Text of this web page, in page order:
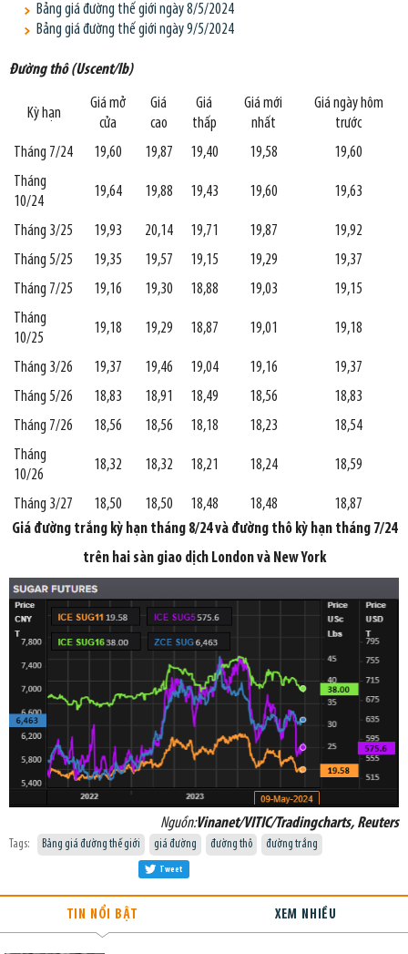
Bảng giá đường thế giới ngày 8/5/2024
Bảng giá đường thế giới ngày 9/5/2024
Đường thô (Uscent/lb)
Kỳ hạn
Giá mở
cửa
Giá
cao
Giá
thấp
Giá mới
nhất
Giá ngày hôm
trước
Tháng 7/24
19,60 19,87 19,40 19,58
19,60
Tháng
10/24
19,64 19,88 19,43 19,60 19,63
Tháng 3/25 19,93 20,14 19,71 19,87
19,92
Tháng 5/25
19,35 19,57 19,15 19,29
19,37
Tháng 7/25
19,16 19,30 18,88 19,03
19,15
Tháng
10/25
19,18 19,29 18,87 19,01 19,18
Tháng 3/26 19,37 19,46 19,04 19,16
19,37
Tháng 5/26
18,83 18,91 18,49 18,56
18,83
Tháng 7/26
18,56 18,56 18,18 18,23
18,54
Tháng
10/26
18,32 18,32 18,21 18,24 18,59
Tháng 3/27 18,50 18,50 18,48 18,48
18,87
Giá đường trắng kỳ hạn tháng 8/24 và đường thô kỳ hạn tháng 7/24
trên hai sàn giao dịch London và New York
Nguồn:Vinanet/VITIC/Tradingcharts, Reuters
Tags: Bảng giá đường thế giới giá đường đường thô đường trắng
Tweet
TIN NỔI BẬT XEM NHIỀU